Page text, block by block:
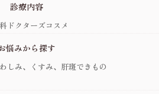
診療内容
ドクターズコスメ
悩みから探す
しみ、くすみ、肝斑できもの